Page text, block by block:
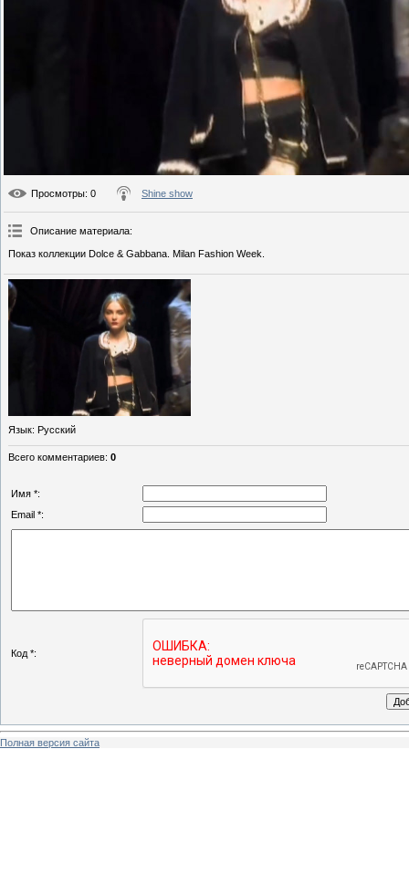
Просмотры: 0 Shine show
Описание материала:
Показ коллекции Dolce & Gabbana. Milan Fashion Week.
Язык: Русский
Всего комментариев: 0
Имя *:
Email *:
Код *:
Полная версия сайта